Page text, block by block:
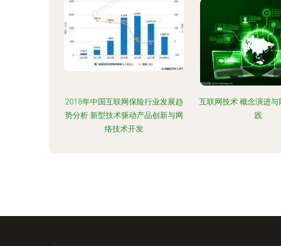
2018年中国互联网保险行业发展趋
势分析 新型技术驱动产品创新与网
络技术开发
互联网技术 概念演进
践